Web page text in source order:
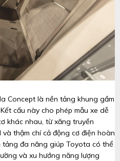
Concept là nền tảng khung gầm
cấu này cho phép mẫu xe dễ
khác nhau, từ xăng truyền
thậm chí cả động cơ điện hoàn
đa năng giúp Toyota có thể
và xu hướng năng lượng